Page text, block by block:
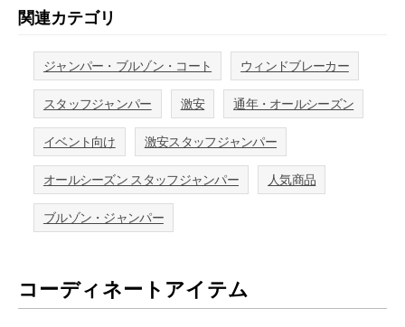
関連カテゴリ
ジャンパー・ブルゾン・コート ウィンドブレーカー
スタッフジャンパー 激安 通年・オールシーズン
イベント向け 激安スタッフジャンパー
オールシーズン スタッフジャンパー 人気商品
ブルゾン・ジャンパー
コーディネートアイテム